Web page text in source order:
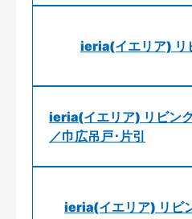
ieria(イエリア) リ
ieria(イエリア) リビン
／巾広吊戸･片引
ieria(イエリア) リビ